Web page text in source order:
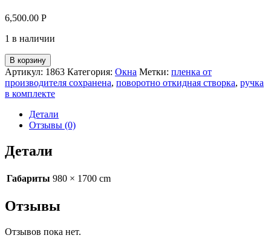
6,500.00 Р
1 в наличии
В корзину
Артикул: 1863 Категория: Окна Метки: пленка от
производителя сохранена, поворотно откидная створка, ручка
в комплекте
Детали
Отзывы (0)
Детали
Габариты 980 × 1700 cm
Отзывы
Отзывов пока нет.